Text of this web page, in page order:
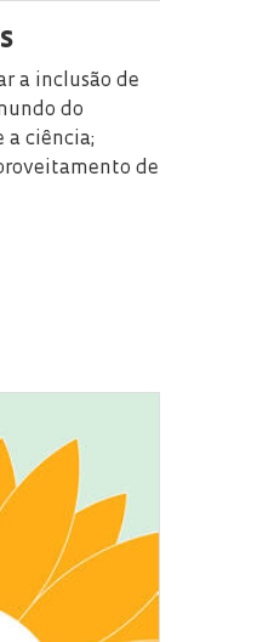
a inclusão de
do
a ciência;
de